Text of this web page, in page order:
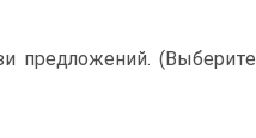
предложений. (Выберите